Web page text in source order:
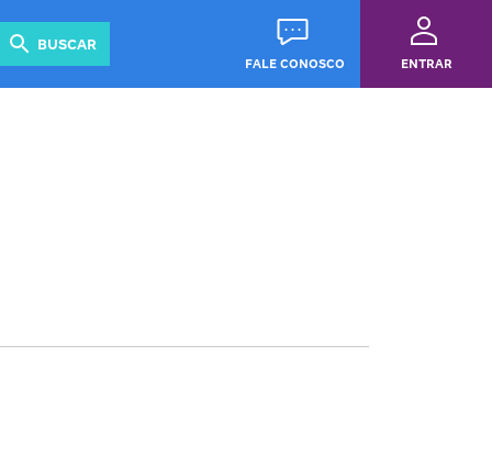
BUSCAR
FALE CONOSCO ENTRAR
Revista